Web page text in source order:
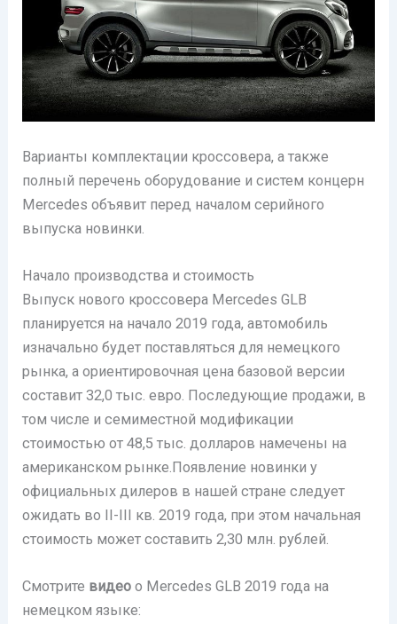
Варианты комплектации кроссовера, а также
полный перечень оборудование и систем концерн
Mercedes объявит перед началом серийного
выпуска новинки.
Начало производства и стоимость
Выпуск нового кроссовера Mercedes GLB
планируется на начало 2019 года, автомобиль
изначально будет поставляться для немецкого
рынка, а ориентировочная цена базовой версии
составит 32,0 тыс. евро. Последующие продажи, в
том числе и семиместной модификации
стоимостью от 48,5 тыс. долларов намечены на
американском рынке.Появление новинки у
официальных дилеров в нашей стране следует
ожидать во II-III кв. 2019 года, при этом начальная
стоимость может составить 2,30 млн. рублей.
Смотрите видео о Mercedes GLB 2019 года на
немецком языке: